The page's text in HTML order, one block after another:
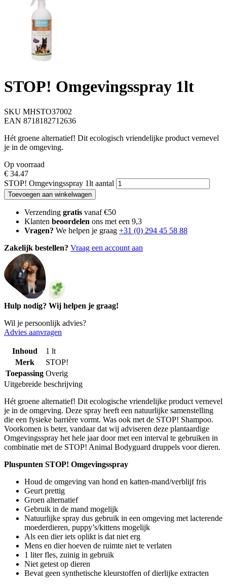
STOP! Omgevingsspray 1lt
SKU MHSTO37002
EAN 8718182712636
Hét groene alternatief! Dit ecologisch vriendelijke product vernevel
je in de omgeving.
Op voorraad
€ 34.47
STOP! Omgevingsspray 1lt aantal
Toevoegen aan winkelwagen
Verzending gratis vanaf €50
Klanten beoordelen ons met een 9,3
Vragen? We helpen je graag +31 (0) 294 45 58 88
Zakelijk bestellen? Vraag een account aan
Hulp nodig? Wij helpen je graag!
Wil je persoonlijk advies?
Advies aanvragen
Inhoud
1 lt
Merk
STOP!
Toepassing Overig
Uitgebreide beschrijving
Hét groene alternatief! Dit ecologische vriendelijke product vernevel
je in de omgeving. Deze spray heeft een natuurlijke samenstelling
die een fysieke barrière vormt. Was ook met de STOP! Shampoo.
Voorkomen is beter, vandaar dat wij adviseren deze plantaardige
Omgevingsspray het hele jaar door met een interval te gebruiken in
combinatie met de STOP! Animal Bodyguard druppels voor dieren.
Pluspunten STOP! Omgevingsspray
Houd de omgeving van hond en katten-mand/verblijf fris
Geurt prettig
Groen alternatief
Gebruik in de mand mogelijk
Natuurlijke spray dus gebruik in een omgeving met lacterende
moederdieren, puppy’s/kittens mogelijk
Als een dier iets oplikt is dat niet erg
Mens en dier hoeven de ruimte niet te verlaten
1 liter fles, zuinig in gebruik
Niet getest op dieren
Bevat geen synthetische kleurstoffen of dierlijke extracten